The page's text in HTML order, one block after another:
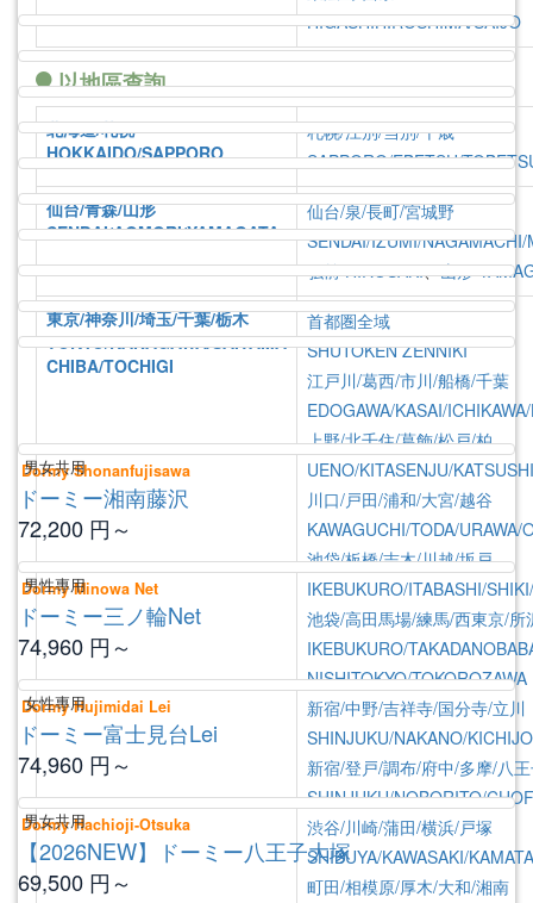
HIGASHIHIROSHIMA/SAIJO
以地區查詢
北海道/札幌
HOKKAIDO/SAPPORO
札幌/江別/当別/千歳
SAPPORO/EBETSU/
仙台/青森/山形
SENDAI/AOMORI/YAMAGATA
仙台/泉/長町/宮城野
SENDAI/IZUMI/NAGAMACHI/
弘前HIROSAKI、山形
東京/神奈川/埼玉/千葉/栃木
TOKYO/KANAGAWA/SAITAMA
CHIBA/TOCHIGI
首都圏全域
SHUTOKEN ZENNIKI
江戸川/葛西/市川/船橋/千葉
EDOGAWA/KASAI/
上野/北千住/葛飾/松戸/柏
UENO/KITASENJU/
川口/戸田/浦和/大宮/越谷
KAWAGUCHI/TODA/URAWA/
池袋/板橋/志木/川越/坂戸
IKEBUKURO/ITABASHI/
池袋/高田馬場/練馬/西東京/所
IKEBUKURO/
NISHITOKYO/TOKOROZAWA
新宿/中野/吉祥寺/国分寺/立川
SHINJUKU/NAKANO/
新宿/登戸/調布/府中/多摩/八
SHINJUKU/NOBORITO/
渋谷/川崎/蒲田/横浜/戸塚
SHIBUYA/KAWASAKI/
町田/相模原/厚木/大和/湘南
應用
Related Properties
男女共用
Dormy Shonanfujisawa
ドーミー湘南藤沢
72,200 円～
男性專用
Dormy Minowa Net
ドーミー三ノ輪Net
74,960 円～
女性專用
Dormy Hujimidai Lei
ドーミー富士見台Lei
74,960 円～
男女共用
Dormy Hachioji-Otsuka
【2026NEW】ドーミー八王子大塚
69,500 円～